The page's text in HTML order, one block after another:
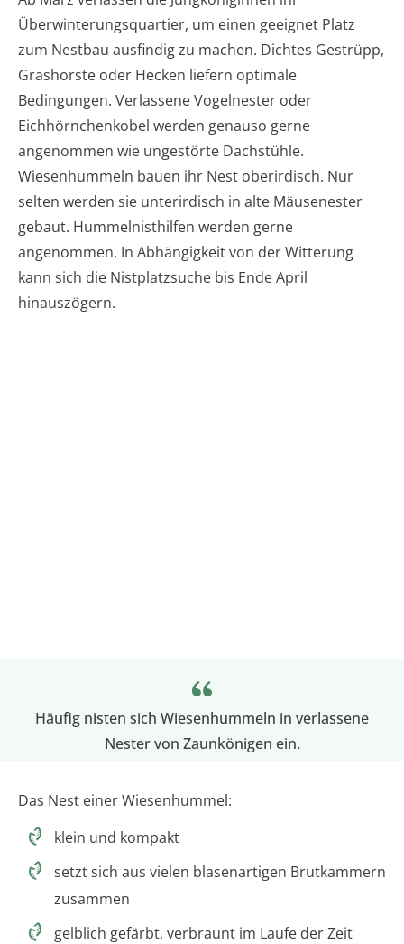
Überwinterungsquartier, um einen geeignet Platz
zum Nestbau ausfindig zu machen. Dichtes Gestrüpp,
Grashorste oder Hecken liefern optimale
Bedingungen. Verlassene Vogelnester oder
Eichhörnchenkobel werden genauso gerne
angenommen wie ungestörte Dachstühle.
Wiesenhummeln bauen ihr Nest oberirdisch. Nur
selten werden sie unterirdisch in alte Mäusenester
gebaut. Hummelnisthilfen werden gerne
angenommen. In Abhängigkeit von der Witterung
kann sich die Nistplatzsuche bis Ende April
hinauszögern.
Häufig nisten sich Wiesenhummeln in verlassene
Nester von Zaunkönigen ein.
Das Nest einer Wiesenhummel:
klein und kompakt
setzt sich aus vielen blasenartigen Brutkammern
zusammen
gelblich gefärbt, verbraunt im Laufe der Zeit